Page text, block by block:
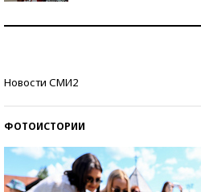
Новости СМИ2
ФОТОИСТОРИИ